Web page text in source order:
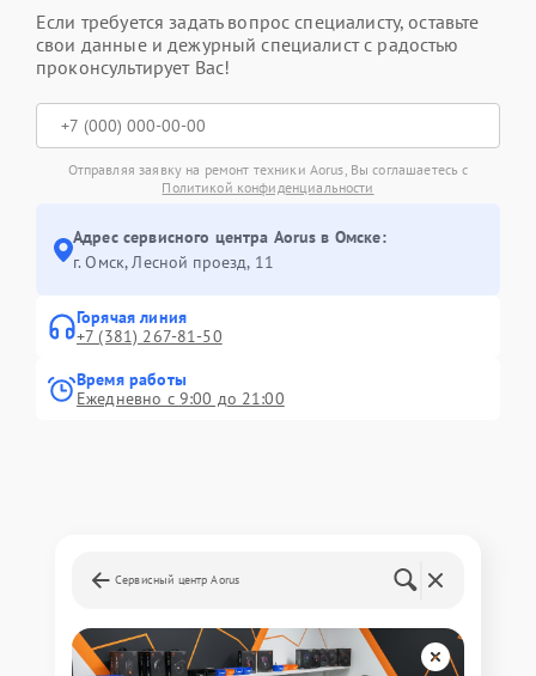
Если требуется задать вопрос специалисту, оставьте
свои данные и дежурный специалист с радостью
проконсультирует Вас!
Отправляя заявку на ремонт техники Aorus, Вы соглашаетесь с
Политикой конфиденциальности
Адрес сервисного центра Aorus в Омске:
г. Омск, ​Лесной проезд, 11
Горячая линия
+7 (381) 267-81-50
Время работы
Ежедневно с 9:00 до 21:00
Сервисный центр Aorus